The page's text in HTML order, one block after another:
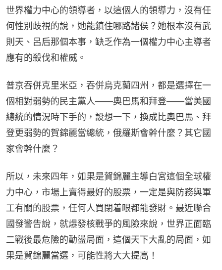
世界權力中心的領導者，以這個人的領導力，沒有任
何性別歧視的說，她能鎮住哪路諸侯？她根本沒有武
則天、呂后那個本事，缺乏作為一個權力中心主導者
應有的殺伐和權威。
普京吞併克里米亞，吞併烏克蘭四州，都是選擇在一
個相對弱勢的民主黨人——奧巴馬和拜登——當美國
總統的情況時下手的，設想一下，換成比奧巴馬、拜
登更弱勢的賀錦麗當總統，俄羅斯會幹什麼？其它國
家會幹什麼？
所以，未來四年，如果是賀錦麗主導白宮這個全球權
力中心，市場上賣得最好的股票，一定是與防務與軍
工有關的股票，任何人買閉着眼都能發財。最近聯合
國發警告說，就爆發核戰爭的風險來說，世界正面臨
二戰後最危險的動盪局面，這個天下大亂的局面，如
果是賀錦麗當選，可能性將大大提高！